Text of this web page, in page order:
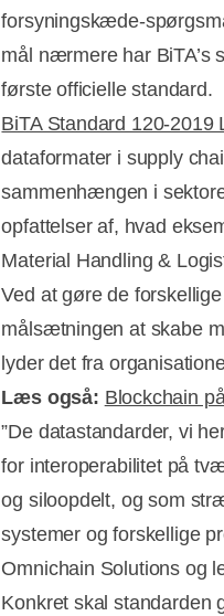
forsyningskæde-
mål nærmere har BiTA’s
første officielle standard.
BiTA Standard 120-2019
dataformater i supply
sammenhængen i
opfattelser af, hvad
Material Handling &
Ved at gøre de
målsætningen at skabe
lyder det fra
Læs også: Blockchain
”De datastandarder, vi
for interoperabilitet på
og siloopdelt, og som
systemer og forskellige
Omnichain Solutions og
Konkret skal standarden